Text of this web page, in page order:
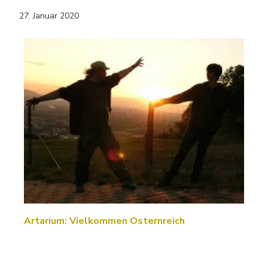
27. Januar 2020
Artarium: Vielkommen Osternreich